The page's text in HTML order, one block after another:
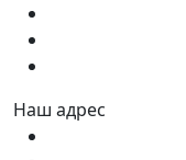
Наш адрес